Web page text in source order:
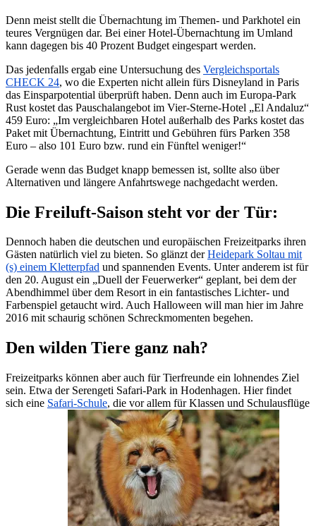
Denn meist stellt die Übernachtung im Themen- und Parkhotel ein
teures Vergnügen dar. Bei einer Hotel-Übernachtung im Umland
kann dagegen bis 40 Prozent Budget eingespart werden.
Das jedenfalls ergab eine Untersuchung des Vergleichsportals
CHECK 24, wo die Experten nicht allein fürs Disneyland in Paris
das Einsparpotential überprüft haben. Denn auch im Europa-Park
Rust kostet das Pauschalangebot im Vier-Sterne-Hotel „El Andaluz“
459 Euro: „Im vergleichbaren Hotel außerhalb des Parks kostet das
Paket mit Übernachtung, Eintritt und Gebühren fürs Parken 358
Euro – also 101 Euro bzw. rund ein Fünftel weniger!“
Gerade wenn das Budget knapp bemessen ist, sollte also über
Alternativen und längere Anfahrtswege nachgedacht werden.
Die Freiluft-Saison steht vor der Tür:
Dennoch haben die deutschen und europäischen Freizeitparks ihren
Gästen natürlich viel zu bieten. So glänzt derHeidepark Soltau mit
(s) einem Kletterpfad und spannenden Events. Unter anderem ist für
den 20. August ein „Duell der Feuerwerker“ geplant, bei dem der
Abendhimmel über dem Resort in ein fantastisches Lichter- und
Farbenspiel getaucht wird. Auch Halloween will man hier im Jahre
2016 mit schaurig schönen Schreckmomenten begehen.
Den wilden Tiere ganz nah?
Freizeitparks können aber auch für Tierfreunde ein lohnendes Ziel
sein. Etwa der Serengeti Safari-Park in Hodenhagen. Hier findet
sich eine Safari-Schule, die vor allem für Klassen und Schulausflüge